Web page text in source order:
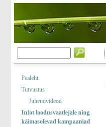
Pealeht
Tutvustus
Juhendvideod
Infot loodusvaatlejale ning
käimasolevad kampaaniad